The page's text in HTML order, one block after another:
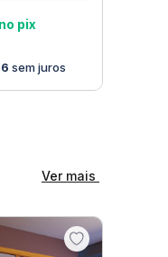
sem juros
Ver mais